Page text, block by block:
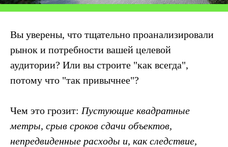
Вы уверены, что тщательно проанализировали
рынок и потребности вашей целевой
аудитории? Или вы строите "как всегда",
потому что "так привычнее"?
Чем это грозит: Пустующие квадратные
метры, срыв сроков сдачи объектов,
непредвиденные расходы и, как следствие,